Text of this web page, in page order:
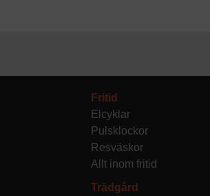
Fritid
Elcyklar
Pulsklockor
Resväskor
Allt inom fritid
Trädgård